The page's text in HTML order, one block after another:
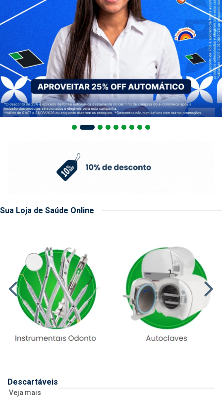
Sua Loja de Saúde Online
Descartáveis
Veja mais